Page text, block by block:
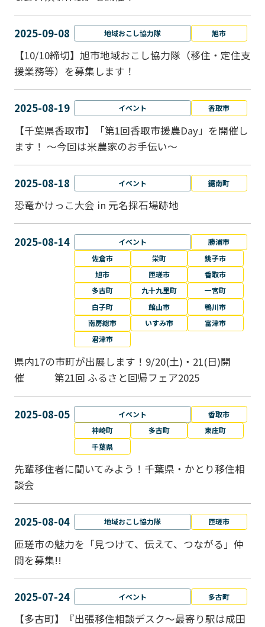
2025-09-08 地域おこし協力隊 旭市
【10/10締切】旭市地域おこし協力隊（移住・定住支
援業務等）を募集します！
2025-08-19 イベント 香取市
【千葉県香取市】「第1回香取市援農Day」を開催し
ます！ ～今回は米農家のお手伝い～
2025-08-18 イベント 鋸南町
恐竜かけっこ大会 in 元名採石場跡地
2025-08-14 イベント
勝浦市
佐倉市
栄町
銚子市
旭市
匝瑳市
香取市
多古町
九十九里町
一宮町
白子町
館山市
鴨川市
南房総市
いすみ市
富津市
君津市
県内17の市町が出展します！9/20(土)・21(日)開
催 第21回 ふるさと回帰フェア2025
2025-08-05 イベント
香取市
神崎町
多古町
東庄町
千葉県
先輩移住者に聞いてみよう！千葉県・かとり移住相
談会
2025-08-04 地域おこし協力隊 匝瑳市
匝瑳市の魅力を「見つけて、伝えて、つながる」仲
間を募集!!
2025-07-24 イベント 多古町
【多古町】『出張移住相談デスク～最寄り駅は成田